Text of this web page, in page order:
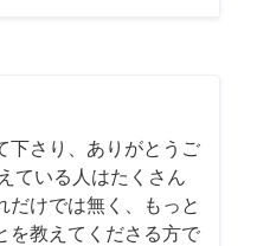
下さり、ありがとうご
ている人はたくさん
だけでは無く、もっと
を教えてくださる方で